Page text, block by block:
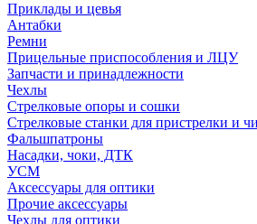
Приклады и цевья
Антабки
Ремни
Прицельные приспособления и ЛЦУ
Запчасти и принадлежности
Чехлы
Стрелковые опоры и сошки
Стрелковые станки для пристрелки и
Фальшпатроны
Насадки, чоки, ДТК
УСМ
Аксессуары для оптики
Прочие аксессуары
Чехлы для оптики